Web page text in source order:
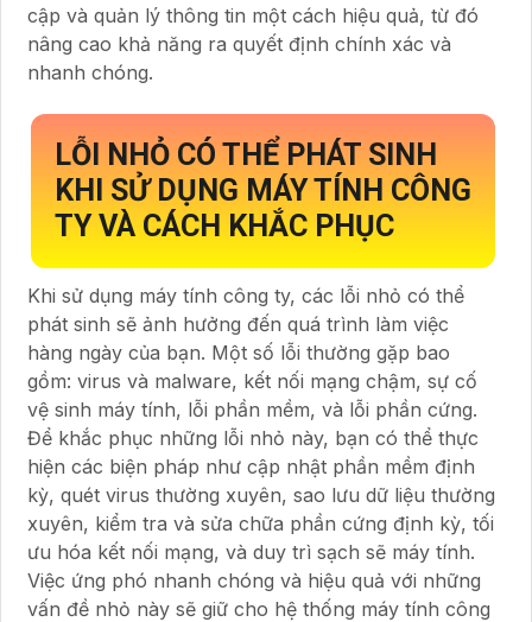
cập và quản lý thông tin một cách hiệu quả, từ đó
nâng cao khả năng ra quyết định chính xác và
nhanh chóng.
LỖI NHỎ CÓ THỂ PHÁT SINH
KHI SỬ DỤNG MÁY TÍNH CÔNG
TY VÀ CÁCH KHẮC PHỤC
Khi sử dụng máy tính công ty, các lỗi nhỏ có thể
phát sinh sẽ ảnh hưởng đến quá trình làm việc
hàng ngày của bạn. Một số lỗi thường gặp bao
gồm: virus và malware, kết nối mạng chậm, sự cố
vệ sinh máy tính, lỗi phần mềm, và lỗi phần cứng.
Để khắc phục những lỗi nhỏ này, bạn có thể thực
hiện các biện pháp như cập nhật phần mềm định
kỳ, quét virus thường xuyên, sao lưu dữ liệu thường
xuyên, kiểm tra và sửa chữa phần cứng định kỳ, tối
ưu hóa kết nối mạng, và duy trì sạch sẽ máy tính.
Việc ứng phó nhanh chóng và hiệu quả với những
vấn đề nhỏ này sẽ giữ cho hệ thống máy tính công